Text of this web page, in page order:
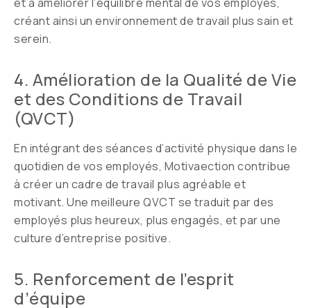
créant ainsi un environnement de travail plus sain et
serein.
4. Amélioration de la Qualité de Vie
et des Conditions de Travail
(QVCT)
En intégrant des séances d’activité physique dans le
quotidien de vos employés, Motivaection contribue
à créer un cadre de travail plus agréable et
motivant. Une meilleure QVCT se traduit par des
employés plus heureux, plus engagés, et par une
culture d’entreprise positive.
5. Renforcement de l’esprit
d’équipe